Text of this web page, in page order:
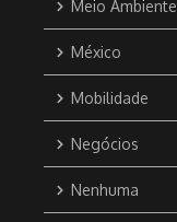
Meio Ambiente
México
Mobilidade
Negócios
Nenhuma